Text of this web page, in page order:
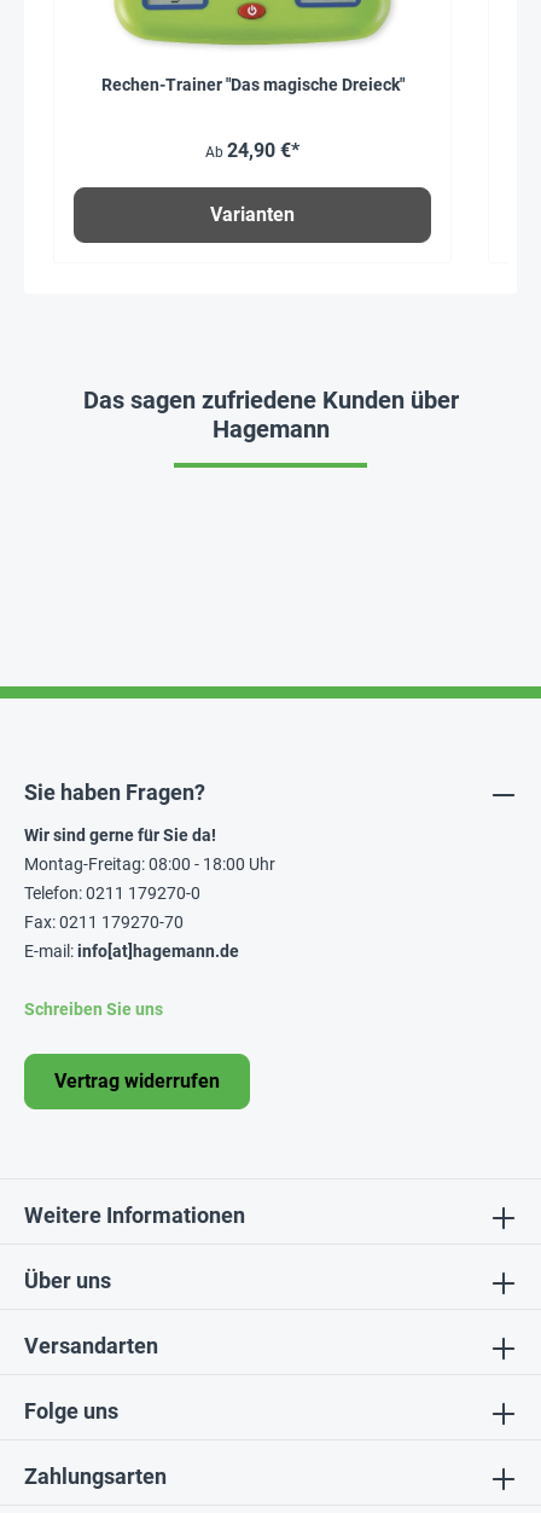
Rechen-Trainer "Das magische Dreieck"
Ab 24,90 €*
Varianten
Das sagen zufriedene Kunden über
Hagemann
Folge uns
Über uns
Sie haben Fragen?
Wir sind gerne für Sie da!
Montag-Freitag: 08:00 - 18:00 Uhr
Telefon: 0211 179270-0
Fax: 0211 179270-70
E-mail:info[at]hagemann.de
Schreiben Sie uns
Vertrag widerrufen
Weitere Informationen
Zahlungsarten
Versandarten